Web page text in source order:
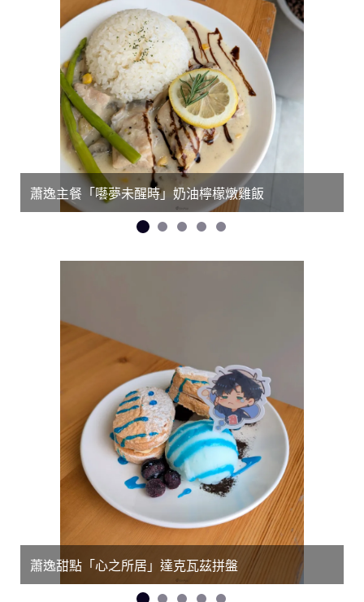
蕭逸主餐「囈夢未醒時」奶油檸檬燉雞飯
蕭逸甜點「心之所居」達克瓦茲拼盤